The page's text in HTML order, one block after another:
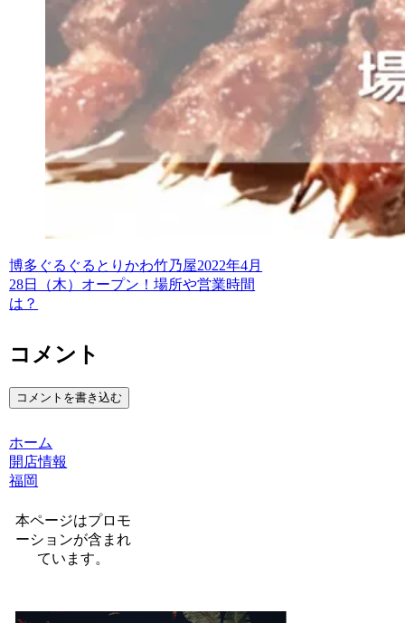
博多ぐるぐるとりかわ竹乃屋2022年4月
28日（木）オープン！場所や営業時間
は？
コメント
コメントを書き込む
ホーム
開店情報
福岡
本ページはプロモ
ーションが含まれ
ています。